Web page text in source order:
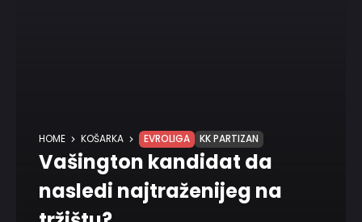
HOME KOŠARKA EVROLIGA KK PARTIZAN
Vašington kandidat da
nasledi najtraženijeg na